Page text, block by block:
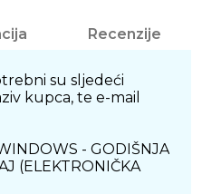
Recenzije
su sljedeći
kupca, te e-mail
- GODIŠNJA
(ELEKTRONIČKA